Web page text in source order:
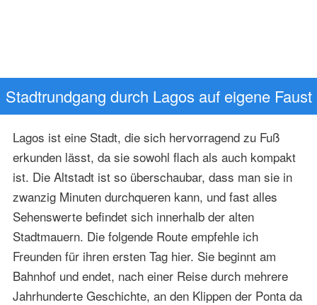
Stadtrundgang durch Lagos auf eigene Faust
Lagos ist eine Stadt, die sich hervorragend zu Fuß
erkunden lässt, da sie sowohl flach als auch kompakt
ist. Die Altstadt ist so überschaubar, dass man sie in
zwanzig Minuten durchqueren kann, und fast alles
Sehenswerte befindet sich innerhalb der alten
Stadtmauern. Die folgende Route empfehle ich
Freunden für ihren ersten Tag hier. Sie beginnt am
Bahnhof und endet, nach einer Reise durch mehrere
Jahrhunderte Geschichte, an den Klippen der Ponta da